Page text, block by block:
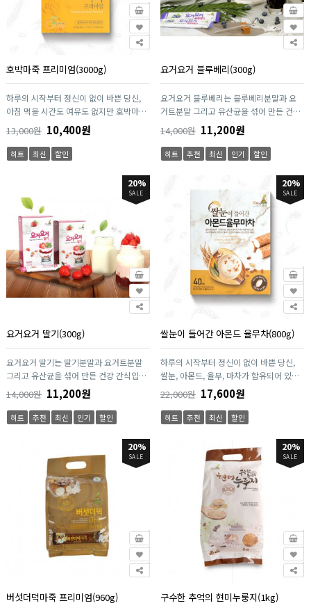
호박마죽 프리미엄(3000g)
하루의 시작부터 정신이 없이 바쁜 당신,
아침 먹을 시간도 여유도 없지만 호박마죽
은 당신에게 힘이 될거에요. 마, 단호박, 멥
쌀로 만든 영양식입니다. 끓일 필요가 없는
간편한 제품이며 뜨거운 물만 넣어서 저어
주면 죽으로 완성됩니다. 마에 들어가 있는
"뮤신" 성분은 위점막에 코팅을 입혀주어
서 위벽을 보호해주며 소화활동 및 위 건강
에 도움이 됩니다. "마"는 산에서 나는 장
어라고 할만큼 단백질, 무기질, 뮤신, 사포
닌, 아밀로스, 콜린, 아르기닌, 디오스게닌
등 많은 영양성분이 들어 있어 더욱 건강하
게 즐길 수 있는 식품입니다.
13,000원 10,400원
히트 최신 할인
요거요거 블루베리(300g)
요거요거 블루베리는 블루베리분말과 요
거트분말 그리고 유산균을 섞어 만든 건강
간식입니다. 언제 어디서나 분말을 물에 타
기만 하면 맛있는 요거트로 완성됩니다. 전
기도 필요없습니다. 언제 어디서나 분말에
물을 타기만 하면 맛잇는 요거트로 완성됩
니다. 냉장보관이 필요없습니다. 냉장보관
이던 요거트가 상할까봐 걱정할 필요가 없
습니다. 이제는 물만 부으면 간단하게 요거
트를 즐길 수 있습니다. 아이 이유식, 다이
어트, 직접 만든 요거트를 드시고 싶은분,
칼슘 섭취가 필요하신 어르신, 유산균을 챙
겨야할 임산부, 온가족의 영양 간식으로 강
력하게 추천합니다.
14,000원 11,200원
히트 추천 최신 인기 할인
20%
SALE
요거요거 딸기(300g)
요거요거 딸기는 딸기분말과 요거트분말
그리고 유산균을 섞어 만든 건강 간식입니
다. 언제 어디서나 분말을 물에 타기만 하
면 맛있는 요거트로 완성됩니다. 전기도 필
요없습니다. 언제 어디서나 분말에 물을 타
기만 하면 맛잇는 요거트로 완성됩니다. 냉
장보관이 필요없습니다. 냉장보관이던 요
거트가 상할까봐 걱정할 필요가 없습니다.
이제는 물만 부으면 간단하게 요거트를 즐
길 수 있습니다. 아이 이유식, 다이어트, 직
접 만든 요거트를 드시고 싶은분, 칼슘 섭
취가 필요하신 어르신, 유산균을 챙겨야할
임산부, 온가족의 영양 간식으로 강력하게
14,000원 11,200원
히트 추천 최신 인기 할인
20%
SALE
쌀눈이 들어간 아몬드 율무차(800g)
하루의 시작부터 정신이 없이 바쁜 당신,
쌀눈, 아몬드, 율무, 마차가 함유되어 있는
간편한 영양차입니다. 끓일 필요가 없는 간
편한 제품이며 뜨거운 물만 넣어서 저어주
면 간편한 율무차가 완성됩니다. 마에 들어
가 있는 "뮤신" 성분은 위점막에 코팅을 입
혀주어서 위벽을 보호해주며 소화활동 및
위 건강에 도움이 됩니다. "마"는 산에서
나는 장어라고 할만큼 단백질, 무기질, 뮤
신, 사포닌, 아밀로스, 콜린, 아르기닌, 디오
스게닌 등 많은 영양성분이 들어 있어 더욱
건강하게 즐길 수 있는 식품입니다.
22,000원 17,600원
히트 추천 최신 할인
20%
SALE
버섯더덕마죽 프리미엄(960g)
20%
SALE
구수한 추억의 현미누룽지(1kg)